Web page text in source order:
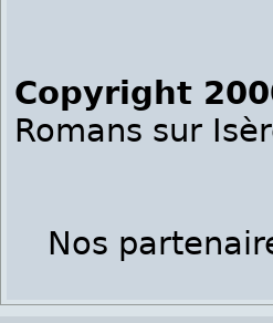
Copyright
Romans sur
Nos